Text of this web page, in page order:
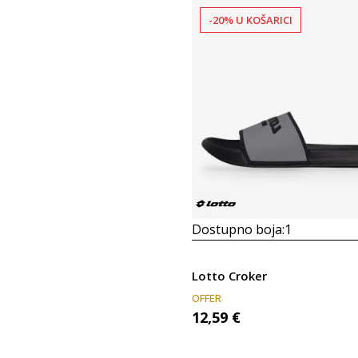
-20% U KOŠARICI
Dostupno boja:1
Lotto Croker
OFFER
12,59 €